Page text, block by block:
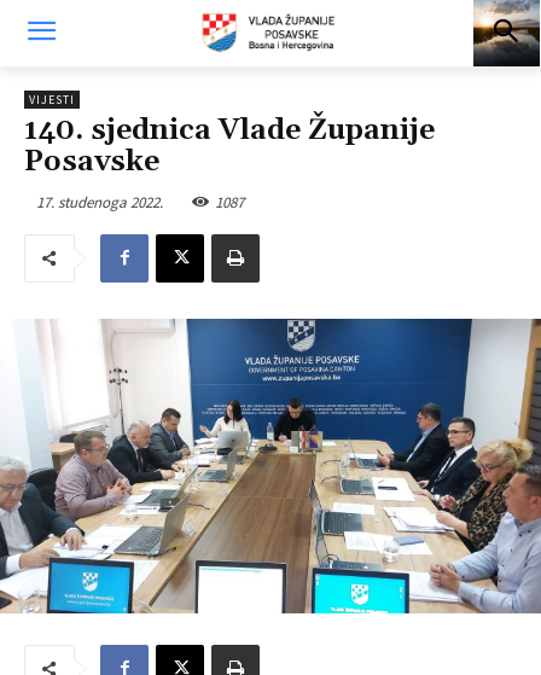
VIJESTI
140. sjednica Vlade Županije
Posavske
17. studenoga 2022. 1087